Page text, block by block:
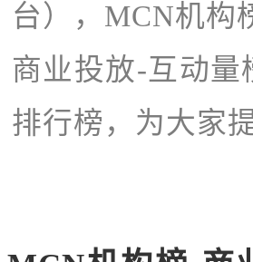
台），MCN机构
商业投放-互动
排行榜，为大家